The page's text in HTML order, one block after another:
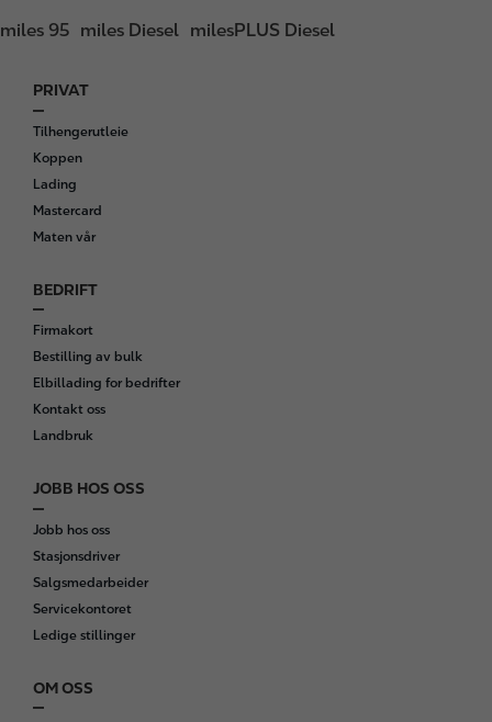
miles 95 miles Diesel milesPLUS Diesel
F
o
o
t
e
r
PRIVAT
Tilhengerutleie
Koppen
Lading
Mastercard
Maten vår
BEDRIFT
Firmakort
Bestilling av bulk
Elbillading for bedrifter
Kontakt oss
Landbruk
JOBB HOS OSS
Jobb hos oss
Stasjonsdriver
Salgsmedarbeider
Servicekontoret
Ledige stillinger
OM OSS